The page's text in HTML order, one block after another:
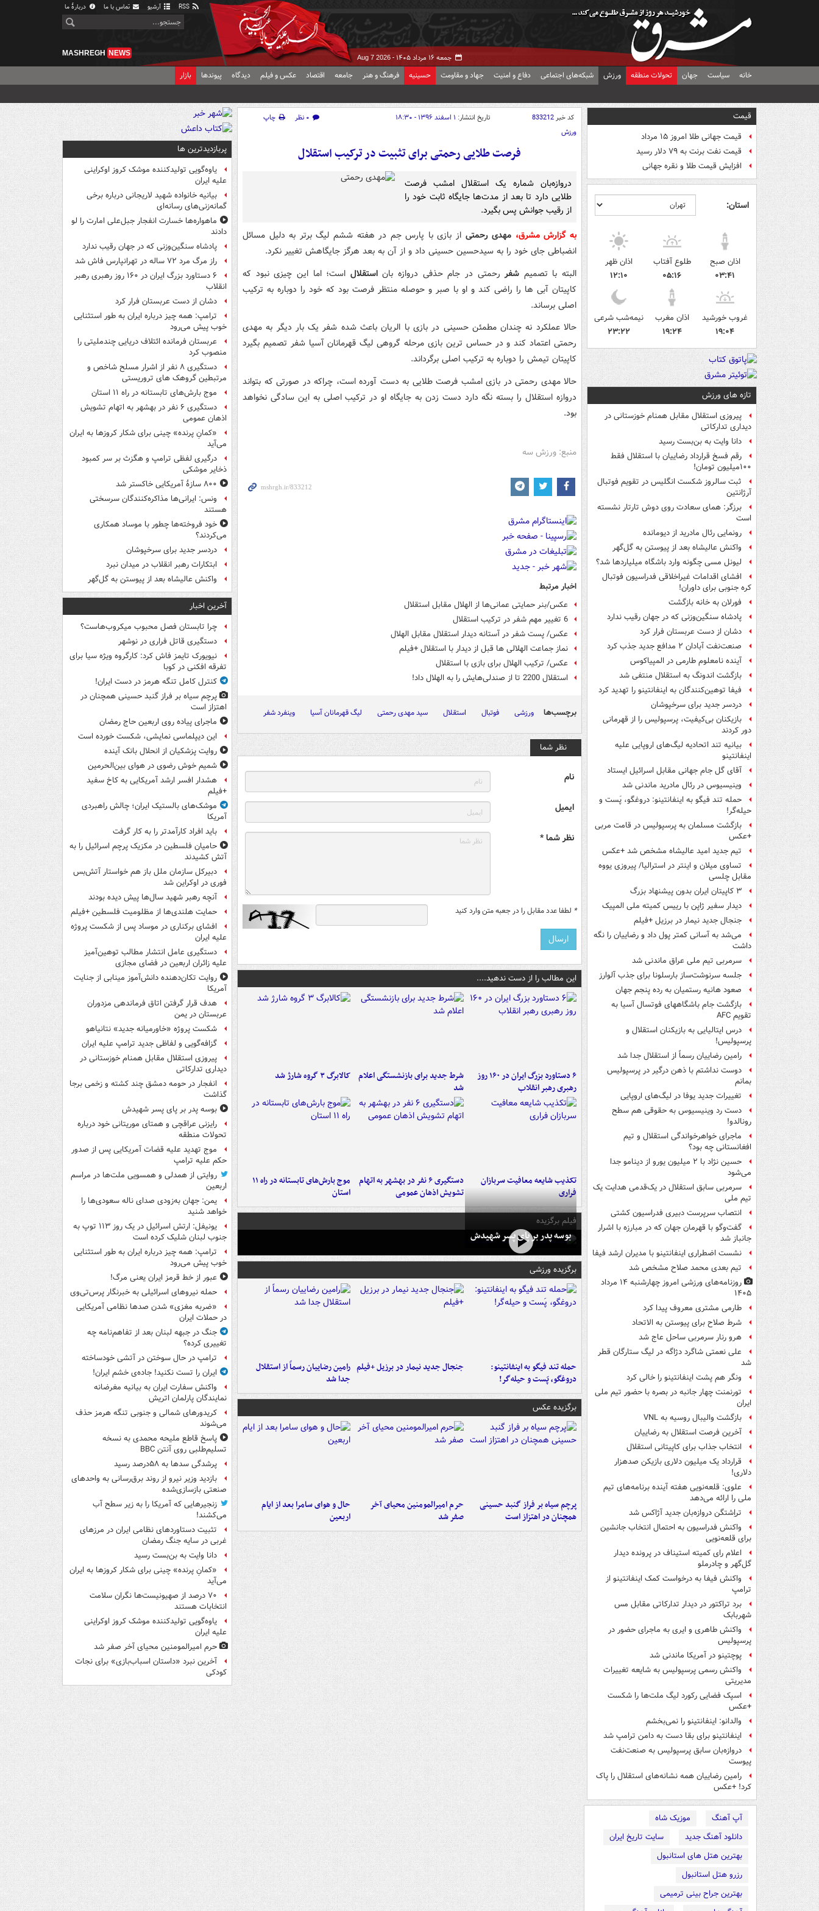
آرشیو تماس با ما دربارهٔ ما
جمعه ۱۶ مرداد ۱۴۰۵ - Aug 7 2026
MASHREGH NEWS
خانه سیاست جهان تحولات منطقه ورزش شبکه‌های اجتماعی دفاع و امنیت جهاد و مقاومت حسینیه فرهنگ و هنر جامعه اقتصاد عکس و فیلم دیدگاه پیوندها بازار
قیمت
قیمت جهانی طلا امروز ۱۵ مرداد
قیمت نفت برنت به ۷۹ دلار رسید
افزایش قیمت طلا و نقره جهانی
استان:
اذان صبح
۰۳:۴۱
طلوع آفتاب
۰۵:۱۶
اذان ظهر
۱۲:۱۰
غروب خورشید
۱۹:۰۴
اذان مغرب
۱۹:۲۴
نیمه‌شب شرعی
۲۳:۲۲
تازه های ورزش
پیروزی استقلال مقابل همنام خوزستانی در
دیداری تدارکاتی
دانا وایت به بن‌بست رسید
رقم فسخ قرارداد رضاییان با استقلال فقط
۱۰۰میلیون تومان!
ثبت سالروز شکست انگلیس در تقویم فوتبال
آرژانتین
برزگر: همای سعادت روی دوش تارتار نشسته
است
رونمایی رئال مادرید از دیومانده
واکنش عالیشاه بعد از پیوستن به گل‌گهر
لیونل مسی چگونه وارد باشگاه میلیاردها شد؟
افشای اقدامات غیراخلاقی فدراسیون فوتبال
کره جنوبی برای داوران!
فورلان به خانه بازگشت
پادشاه سنگین‌وزنی که در جهان رقیب ندارد
دشان از دست عربستان فرار کرد
صنعت‌نفت آبادان ۲ مدافع جدید جذب کرد
آینده نامعلوم طارمی در المپیاکوس
بازگشت اندونگ به استقلال منتفی شد
فیفا توهین‌کنندگان به اینفانتینو را تهدید کرد
دردسر جدید برای سرخپوشان
بازیکنان بی‌کیفیت، پرسپولیس را از قهرمانی
دور کردند
بیانیه تند اتحادیه لیگ‌های اروپایی علیه
اینفانتینو
آقای گل جام جهانی مقابل اسرائیل ایستاد
وینیسیوس در رئال مادرید ماندنی شد
حمله تند فیگو به اینفانتینو: دروغگو، پَست‌ و
حیله‌گر!
بازگشت مسلمان به پرسپولیس در قامت مربی
+عکس
تیم جدید امید عالیشاه مشخص شد +عکس
تساوی میلان و اینتر در استرالیا/ پیروزی یووه
مقابل چلسی
۳ کاپیتان ایران بدون پیشنهاد بزرگ
دیدار سفیر ژاپن با رییس کمیته ملی المپیک
جنجال جدید نیمار در برزیل +فیلم
می‌شد به آسانی کمتر پول داد و رضاییان را نگه
داشت
سرمربی تیم ملی عراق ماندنی شد
جلسه سرنوشت‌ساز بارسلونا برای جذب آلوارز
صعود هانیه رستمیان به رده پنجم جهان
بازگشت جام باشگاههای فوتسال آسیا به
تقویم AFC
درس ایتالیایی‌ به بازیکنان استقلال و
پرسپولیس!
رامین رضاییان رسماً از استقلال جدا شد
دوست نداشتم با ذهن درگیر در پرسپولیس
بمانم
تغییرات جدید یوفا در لیگ‌های اروپایی
دست رد وینیسیوس به حقوقی هم سطح
رونالدو!
ماجرای خواهرخواندگی استقلال و تیم
افغانستانی چه بود؟
حسین نژاد با ۲ میلیون یورو از دینامو جدا
می‌شود
سرمربی سابق استقلال در یک‌قدمی هدایت یک
تیم ملی
انتصاب سرپرست دبیری فدراسیون کشتی
گفت‌وگو با قهرمان جهان که در مبارزه با اشرار
جانباز شد
نشست اضطراری اینفانتینو با مدیران ارشد فیفا
تیم بعدی محمد صلاح مشخص شد
روزنامه‌های ورزشی امروز چهارشنبه ۱۴ مرداد
۱۴۰۵
طارمی مشتری معروف پیدا کرد
شرط صلاح برای پیوستن به الاتحاد
هرو رنار سرمربی ساحل عاج شد
علی نعمتی شاگرد دژاگه در لیگ ستارگان قطر
شد
ونگر هم پشت اینفانتینو را خالی کرد
تورنمنت چهار جانبه در بصره با حضور تیم ملی
ایران
بازگشت والیبال روسیه به VNL
آخرین فرصت استقلال به رضاییان
انتخاب جذاب برای کاپیتانی استقلال
قرارداد یک میلیون دلاری بازیکن صدهزار
دلاری!
علوی: قلعه‌نویی هفته آینده برنامه‌های تیم
ملی را ارائه می‌دهد
تراِشتگن دروازه‌بان جدید آژاکس شد
واکنش فدراسیون به احتمال انتخاب جانشین
برای قلعه‌نویی
اعلام رای کمیته استیناف در پرونده دیدار
گل‌گهر و چادرملو
واکنش فیفا به درخواست کمک اینفانتینو از
ترامپ
برد تراکتور در دیدار تدارکاتی مقابل مس
شهربابک
واکنش طاهری و ایری به ماجرای حضور در
پرسپولیس
پوچتینو در آمریکا ماندنی شد
واکنش رسمی پرسپولیس به شایعه تغییرات
مدیریتی
اسپک فضایی رکورد لیگ ملت‌ها را شکست
+عکس
والدانو: اینفانتینو را نمی‌بخشم
اینفانتینو برای بقا دست به دامن ترامپ شد
دروازه‌بان سابق پرسپولیس به صنعت‌نفت
پیوست
رامین رضاییان همه نشانه‌های استقلال را پاک
کرد! +عکس
آپ آهنگ
موزیک شاه
دانلود آهنگ جدید
سایت تاریخ ایران
بهترین هتل های استانبول
رزرو هتل استانبول
بهترین جراح بینی ترمیمی
کد خبر833212 تاریخ انتشار: ۱ اسفند ۱۳۹۶ - ۱۸:۳۰ ۰ نظر
چاپ
ورزش
فرصت طلایی رحمتی برای تثبیت در ترکیب استقلال
دروازه‌بان شماره یک استقلال امشب فرصت
طلایی دارد تا بعد از مدت‌ها جایگاه ثابت خود را
از رقیب جوانش پس بگیرد.
به گزارش مشرق، مهدی رحمتی از بازی با پارس جم در هفته ششم لیگ برتر به دلیل مسائل
انضباطی جای خود را به سیدحسین حسینی داد و از آن به بعد هرگز جایگاهش تغییر نکرد.
البته با تصمیم شفر رحمتی در جام حذفی دروازه باناستقلال است؛ اما این چیزی نبود که
کاپیتان آبی ها را راضی کند و او با صبر و حوصله منتظر فرصت بود که خود را دوباره به ترکیب
اصلی برساند.
حالا عملکرد نه چندان مطمئن حسینی در بازی با الریان باعث شده شفر یک بار دیگر به مهدی
رحمتی اعتماد کند و در حساس ترین بازی مرحله گروهی لیگ قهرمانان آسیا شفر تصمیم بگیرد
کاپیتان تیمش را دوباره به ترکیب اصلی برگرداند.
حالا مهدی رحمتی در بازی امشب فرصت طلایی به دست آورده است، چراکه در صورتی که بتواند
دروازه استقلال را بسته نگه دارد دست زدن به جایگاه او در ترکیب اصلی به این سادگی نخواهد
بود.
منبع: ورزش سه
اخبار مرتبط
عکس/بنر حمایتی عمانی‌ها از الهلال مقابل استقلال
6 تغییر مهم شفر در ترکیب استقلال
عکس/ پست شفر در آستانه دیدار استقلال مقابل الهلال
نماز جماعت الهلالی ها قبل از دیدار با استقلال +فیلم
عکس/ ترکیب الهلال برای بازی با استقلال
استقلال 2200 تا از صندلی‌هایش را به الهلال داد!
برچسب‌ها ورزشی فوتبال استقلال سید مهدی رحمتی لیگ قهرمانان آسیا وینفرد شفر
نظر شما
نام
ایمیل
نظر شما *
* لطفا عدد مقابل را در جعبه متن وارد کنید
این مطالب را از دست ندهید....
۶ دستاورد بزرگ ایران در ۱۶۰ روز
رهبری رهبر انقلاب
شرط جدید برای بازنشستگی اعلام
شد
کالابرگ ۳ گروه شارژ شد
تکذیب شایعه معافیت سربازان
فراری
دستگیری ۶ نفر در بهشهر به اتهام
تشویش اذهان عمومی
موج بارش‌های تابستانه در راه ۱۱
استان
فیلم برگزیده
بوسه‌ پدر بر پای پسر شهیدش
برگزیده ورزشی
حمله تند فیگو به اینفانتینو:
دروغگو، پَست‌ و حیله‌گر!
جنجال جدید نیمار در برزیل +فیلم رامین رضاییان رسماً از استقلال
جدا شد
برگزیده عکس
پرچم سیاه بر فراز گنبد حسینی
همچنان در اهتزاز است
حرم امیرالمومنین محیای آخر
صفر شد
حال و هوای سامرا بعد از ایام
اربعین
پربازدیدترین ها
یاوه‌گویی تولیدکننده موشک کروز اوکراینی
علیه ایران
بیانیه خانواده شهید لاریجانی درباره برخی
گمانه‌زنی‌های رسانه‌ای
ماهواره‌ها خسارت انفجار جبل‌علی امارت را لو
دادند
پادشاه سنگین‌وزنی که در جهان رقیب ندارد
راز مرگ مرد ۷۲ ساله در تهرانپارس فاش شد
۶ دستاورد بزرگ ایران در ۱۶۰ روز رهبری رهبر
انقلاب
دشان از دست عربستان فرار کرد
ترامپ: همه چیز درباره ایران به طور استثنایی
خوب پیش می‌رود
عربستان فرمانده ائتلاف دریایی چندملیتی را
منصوب کرد
دستگیری ۸ نفر از اشرار مسلح شاخص و
مرتبطین گروهک های تروریستی
موج بارش‌های تابستانه در راه ۱۱ استان
دستگیری ۶ نفر در بهشهر به اتهام تشویش
اذهان عمومی
«کمانِ پرنده» چینی برای شکار کروزها به ایران
می‌آید
درگیری لفظی ترامپ و هگزث بر سر کمبود
ذخایر موشکی
۸۰۰ سازۀ آمریکایی خاکستر شد
ونس: ایرانی‌ها مذاکره‌کنندگان سرسختی
هستند
خود فروخته‌ها چطور با موساد همکاری
می‌کردند؟
دردسر جدید برای سرخپوشان
ابتکارات رهبر انقلاب در میدان نبرد
واکنش عالیشاه بعد از پیوستن به گل‌گهر
آخرین اخبار
چرا تابستان فصل محبوب میکروب‌هاست؟
دستگیری قاتل فراری در نوشهر
نیویورک تایمز فاش کرد: کارگروه ویژه سیا برای
تفرقه افکنی در کوبا
کنترل کامل تنگه هرمز در دست ایران!
پرچم سیاه بر فراز گنبد حسینی همچنان در
اهتزاز است
ماجرای پیاده روی اربعین حاج رمضان
این دیپلماسی نمایشی، شکست خورده است
روایت پزشکیان از انحلال بانک آینده
شمیم خوش رضوی در هوای بین‌الحرمین
هشدار افسر ارشد آمریکایی به کاخ سفید
+فیلم
موشک‌های بالستیک ایران؛ چالش راهبردی
آمریکا
باید افراد کارآمدتر را به کار گرفت
حامیان فلسطین در مکزیک پرچم اسرائیل را به
آتش کشیدند
دبیرکل سازمان ملل باز هم خواستار آتش‌بس
فوری در اوکراین شد
آنچه رهبر شهید سال‌ها پیش دیده بودند
حمایت هلندی‌ها از مظلومیت فلسطین +فیلم
افشای برکناری در موساد پس از شکست پروژه
علیه ایران
دستگیری عامل انتشار مطالب توهین‌آمیز
علیه زائران اربعین در فضای مجازی
روایت تکان‌دهنده دانش‌آموز مینابی از جنایت
آمریکا
هدف قرار گرفتن اتاق‌ فرماندهی مزدوران
عربستان در یمن
شکست پروژه «خاورمیانه جدید» نتانیاهو
گزافه‌گویی و لفاظی جدید ترامپ علیه ایران
پیروزی استقلال مقابل همنام خوزستانی در
دیداری تدارکاتی
انفجار در حومه دمشق چند کشته و زخمی برجا
گذاشت
بوسه‌ پدر بر پای پسر شهیدش
رایزنی عراقچی و همتای موریتانی خود درباره
تحولات منطقه
موج تهدید علیه قضات آمریکایی پس از صدور
حکم علیه ترامپ
روایتی از همدلی و همسویی ملت‌ها در مراسم
اربعین
یمن: جهان به‌زودی صدای ناله سعودی‌ها را
خواهد شنید
یونیفل: ارتش اسرائیل در یک روز ۱۱۳ توپ به
جنوب لبنان شلیک کرده است
ترامپ: همه چیز درباره ایران به طور استثنایی
خوب پیش می‌رود
عبور از خط قرمز ایران یعنی مرگ!
حمله نیروهای اسرائیلی به خبرنگار پرس‌تی‌وی
«ضربه مغزی» شدن صدها نظامی آمریکایی
در حملات ایران
جنگ در جبهه لبنان بعد از تفاهم‌نامه چه
تغییری کرده؟
ترامپ در حال سوختن در آتشی خودساخته
ایران را تست نکنید! جاده‌ی خشم ایران!
واکنش سفارت ایران به بیانیه مغرضانه
نمایندگان پارلمان اتریش
کریدورهای شمالی و جنوبی تنگه هرمز حذف
می‌شوند
پاسخ قاطع ملیحه محمدی به نسخه
تسلیم‌طلبی روی آنتن BBC
پرشدگی سدها به ۵۸درصد رسید
بازدید وزیر نیرو از روند برق‌رسانی به واحدهای
صنعتی بازسازی‌شده
زنجیرهایی که آمریکا را به زیر سطح آب
می‌کشند!
تثبیت دستاوردهای نظامی ایران در مرزهای
غربی در سایه جنگ رمضان
دانا وایت به بن‌بست رسید
«کمانِ پرنده» چینی برای شکار کروزها به ایران
می‌آید
۷۰ درصد از صهیونیست‌ها نگران سلامت
انتخابات هستند
یاوه‌گویی تولیدکننده موشک کروز اوکراینی
علیه ایران
حرم امیرالمومنین محیای آخر صفر شد
آخرین نبرد «داستان اسباب‌بازی» برای نجات
کودکی